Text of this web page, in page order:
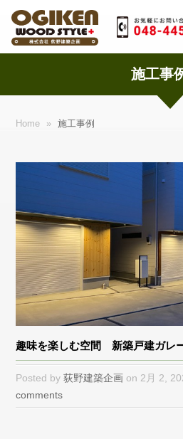
施工事
Home » 施工事例
趣味を楽しむ空間 新築戸建ガレ
Posted by荻野建築企画 on 2月 2,
comments